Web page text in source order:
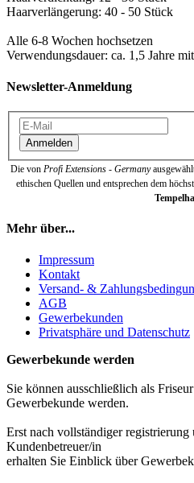
Haarverlängerung: 40 - 50 Stück
Alle 6-8 Wochen hochsetzen
Verwendungsdauer: ca. 1,5 Jahre
Newsletter-Anmeldung
Anmelden
Die von Profi Extensions - Germany
ethischen Quellen und entsprechen dem
Mehr über...
Impressum
Kontakt
Versand- &
AGB
Gewerbekunden
Privatsphäre und Datenschutz
Gewerbekunde werden
Sie können ausschließlich als
Gewerbekunde werden.
Erst nach vollständiger
Kundenbetreuer/in
erhalten Sie Einblick über